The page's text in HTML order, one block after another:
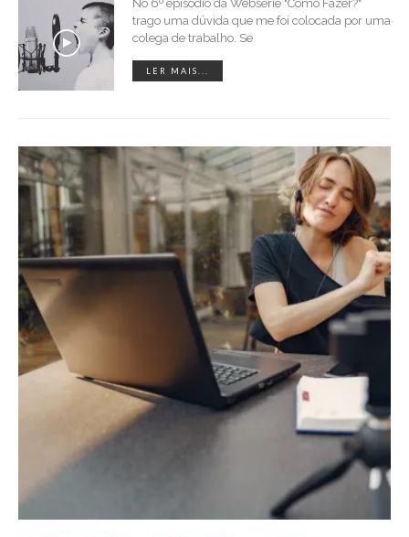
No 6º episódio da Websérie "Como Fazer?"
trago uma dúvida que me foi colocada por uma
colega de trabalho. Se
LER MAIS...